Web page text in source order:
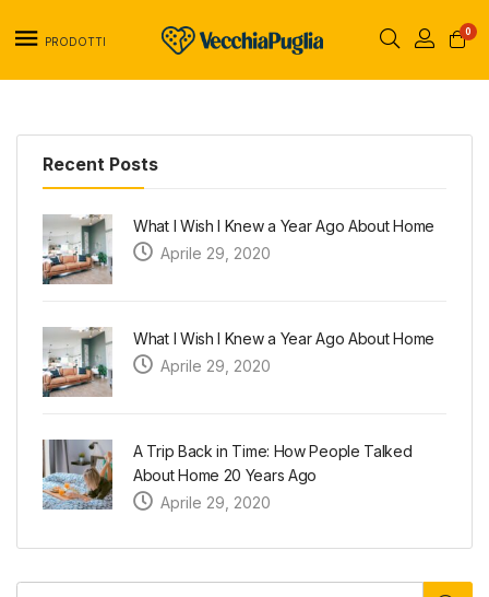
PRODOTTI
0
Recent Posts
What I Wish I Knew a Year Ago About Home
Aprile 29, 2020
What I Wish I Knew a Year Ago About Home
Aprile 29, 2020
A Trip Back in Time: How People Talked
About Home 20 Years Ago
Aprile 29, 2020